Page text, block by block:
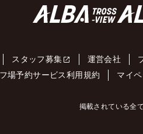
スタッフ募集 運営会社
場予約サービス利用規約
マイ
掲載されている全